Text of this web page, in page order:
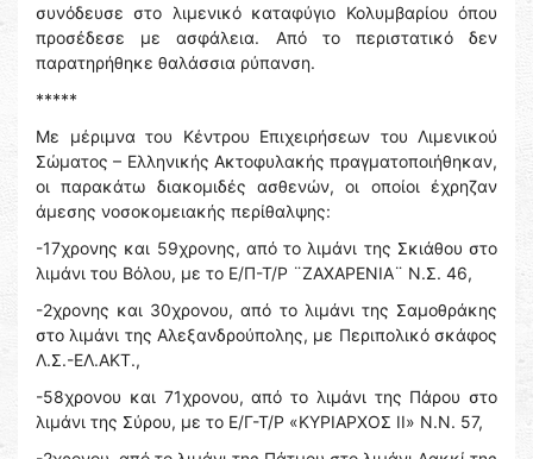
συνόδευσε στο λιμενικό καταφύγιο Κολυμβαρίου όπου
προσέδεσε με ασφάλεια. Από το περιστατικό δεν
παρατηρήθηκε θαλάσσια ρύπανση.
*****
Με μέριμνα του Κέντρου Επιχειρήσεων του Λιμενικού
Σώματος – Ελληνικής Ακτοφυλακής πραγματοποιήθηκαν,
οι παρακάτω διακομιδές ασθενών, οι οποίοι έχρηζαν
άμεσης νοσοκομειακής περίθαλψης:
-17χρονης και 59χρονης, από το λιμάνι της Σκιάθου στο
λιμάνι του Βόλου, με το Ε/Π-Τ/Ρ ¨ΖΑΧΑΡΕΝΙΑ¨ Ν.Σ. 46,
-2χρονης και 30χρονου, από το λιμάνι της Σαμοθράκης
στο λιμάνι της Αλεξανδρούπολης, με Περιπολικό σκάφος
Λ.Σ.-ΕΛ.ΑΚΤ.,
-58χρονου και 71χρονου, από το λιμάνι της Πάρου στο
λιμάνι της Σύρου, με το Ε/Γ-Τ/Ρ «ΚΥΡΙΑΡΧΟΣ ΙΙ» Ν.Ν. 57,